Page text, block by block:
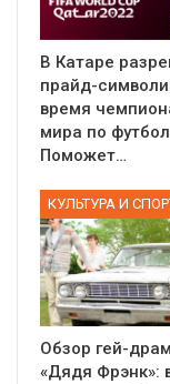
В Катаре
прайд-
время
мира по
Поможет…
КУЛЬТУРА И
Обзор гей-
«Дядя Фрэнк»: